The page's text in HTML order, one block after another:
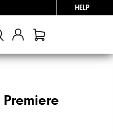
HELP
Premiere